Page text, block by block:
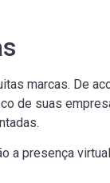
marcas. De
de suas
presença